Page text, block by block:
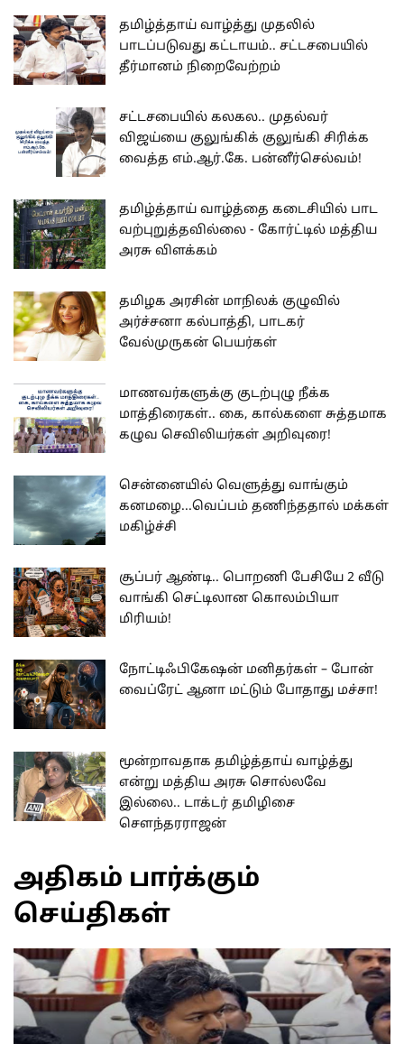
தமிழ்த்தாய் வாழ்த்து முதலில்
பாடப்படுவது கட்டாயம்.. சட்டசபையில்
தீர்மானம் நிறைவேற்றம்
சட்டசபையில் கலகல.. முதல்வர்
விஜய்யை குலுங்கிக் குலுங்கி சிரிக்க
வைத்த எம்.ஆர்.கே. பன்னீர்செல்வம்!
தமிழ்த்தாய் வாழ்த்தை கடைசியில் பாட
வற்புறுத்தவில்லை - கோர்ட்டில் மத்திய
அரசு விளக்கம்
தமிழக அரசின் மாநிலக் குழுவில்
அர்ச்சனா கல்பாத்தி, பாடகர்
வேல்முருகன் பெயர்கள்
மாணவர்களுக்கு குடற்புழு நீக்க
மாத்திரைகள்.. கை, கால்களை சுத்தமாக
கழுவ செவிலியர்கள் அறிவுரை!
சென்னையில் வெளுத்து வாங்கும்
கனமழை...வெப்பம் தணிந்ததால் மக்கள்
மகிழ்ச்சி
சூப்பர் ஆண்டி.. பொறணி பேசியே 2 வீடு
வாங்கி செட்டிலான கொலம்பியா
மிரியம்!
நோட்டிஃபிகேஷன் மனிதர்கள் – போன்
வைப்ரேட் ஆனா மட்டும் போதாது மச்சா!
மூன்றாவதாக தமிழ்த்தாய் வாழ்த்து
என்று மத்திய அரசு சொல்லவே
இல்லை.. டாக்டர் தமிழிசை
செளந்தரராஜன்
அதிகம் பார்க்கும்
செய்திகள்